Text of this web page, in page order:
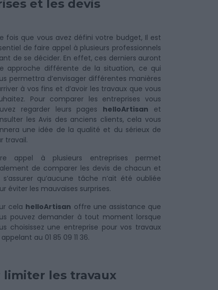
et les devis
fois que vous avez défini votre budget, Il est
de faire appel à plusieurs professionnels
de se décider. En effet, ces derniers auront
approche différente de la situation, ce qui
permettra d’envisager différentes manières
à vos fins et d’avoir les travaux que vous
Pour comparer les entreprises vous
regarder leurs pages helloArtisan et
les Avis des anciens clients, cela vous
une idée de la qualité et du sérieux de
travail.
appel à plusieurs entreprises permet
de comparer les devis de chacun et
s’assurer qu’aucune tâche n’ait été oubliée
éviter les mauvaises surprises.
cela helloArtisan offre une assistance que
pouvez demander à tout moment lorsque
choisissez une entreprise pour vos travaux
au 01 85 09 11 36.
limiter les travaux